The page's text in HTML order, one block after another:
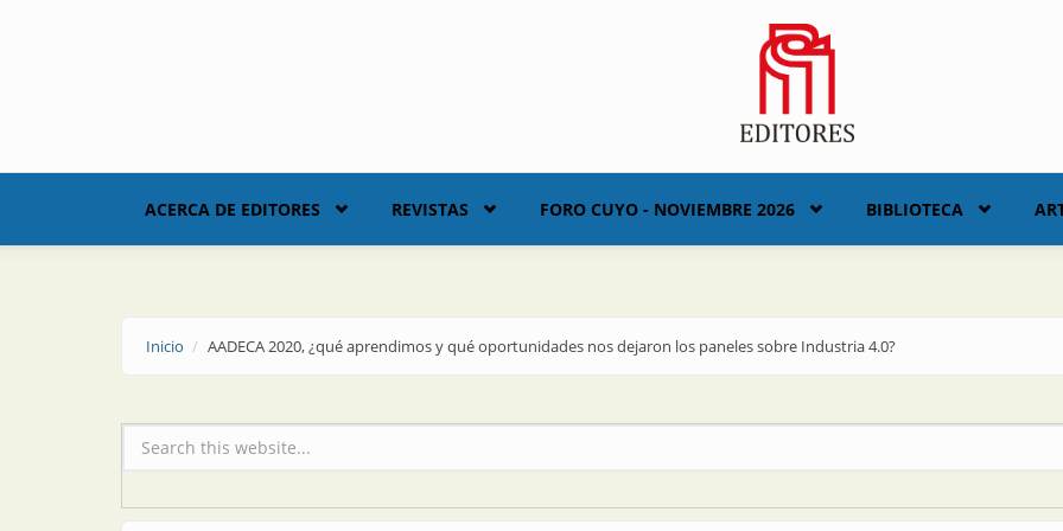
ACERCA DE EDITORES REVISTAS FORO CUYO - NOVIEMBRE 2026 BIBLIOTECA
Inicio AADECA 2020, ¿qué aprendimos y qué oportunidades nos dejaron los paneles sobre Industria 4.0?
Formulario de búsqueda